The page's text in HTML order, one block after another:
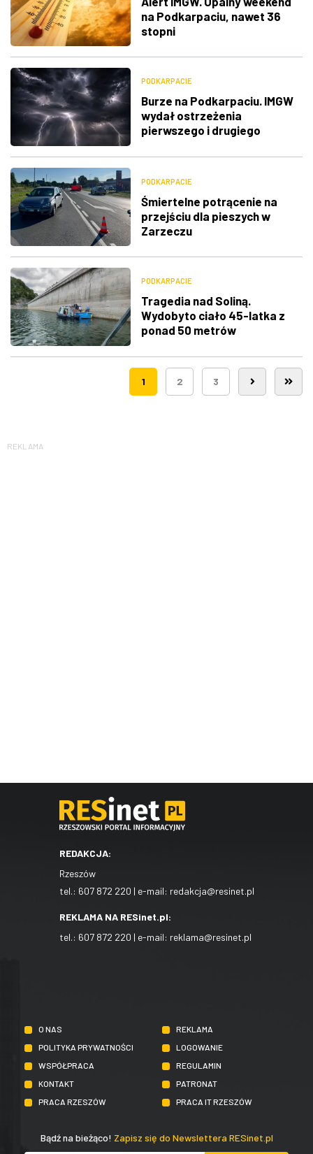
na Podkarpaciu, nawet 36
stopni
PODKARPACIE
Burze na Podkarpaciu. IMGW
wydał ostrzeżenia
pierwszego i drugiego
PODKARPACIE
Śmiertelne potrącenie na
przejściu dla pieszych w
Zarzeczu
PODKARPACIE
Tragedia nad Soliną.
Wydobyto ciało 45-latka z
ponad 50 metrów
1 2 3
REKLAMA
REDAKCJA:
Rzeszów
tel.: 607 872 220 | e-mail: redakcja@resinet.pl
REKLAMA NA RESinet.pl:
tel.: 607 872 220 | e-mail: reklama@resinet.pl
O NAS
REKLAMA
POLITYKA PRYWATNOŚCI
LOGOWANIE
WSPÓŁPRACA
REGULAMIN
KONTAKT
PATRONAT
PRACA RZESZÓW
PRACA IT RZESZÓW
Bądź na bieżąco! Zapisz się do Newslettera RESinet.pl